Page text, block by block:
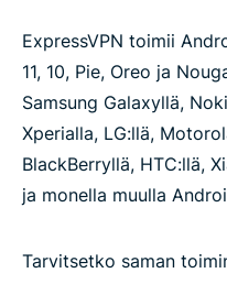
ExpressVPN toimii
11, 10, Pie, Oreo ja
Samsung Galaxyllä,
Xperialla, LG:llä,
BlackBerryllä, HTC:llä,
ja monella muulla
Tarvitsetko saman